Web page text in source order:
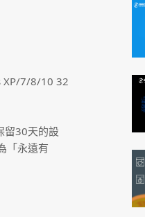
XP/7/8/10 32
留30天的設
「永遠有